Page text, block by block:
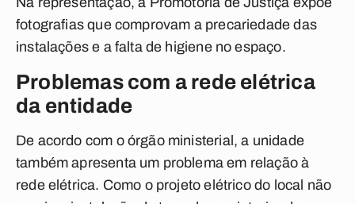
fotografias que comprovam a precariedade das
instalações e a falta de higiene no espaço.
Problemas com a rede elétrica
da entidade
De acordo com o órgão ministerial, a unidade
também apresenta um problema em relação à
rede elétrica. Como o projeto elétrico do local não